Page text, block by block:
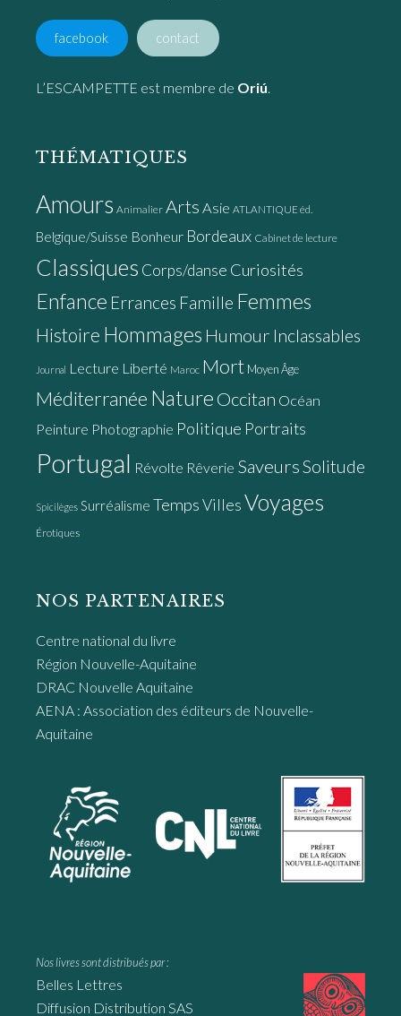
facebook contact
L’ESCAMPETTE est membre de Oriú
THÉMATIQUES
Amours Animalier Arts Asie ATLANTIQUE éd.
Belgique/Suisse Bonheur Bordeaux Cabinet de lecture
Classiques Corps/danse Curiosités
Enfance Errances Famille Femmes
Histoire Hommages Humour Inclassables
Journal Lecture Liberté Maroc Mort Moyen Âge
Méditerranée Nature Occitan Océan
Peinture Photographie Politique Portraits
Portugal Révolte Rêverie SaveursSolitude
Spicilèges Surréalisme TempsVillesVoyages
Érotiques
NOS PARTENAIRES
Centre national du livre
Région Nouvelle-Aquitaine
DRAC Nouvelle Aquitaine
AENA : Association des éditeurs de Nouvelle-
Aquitaine
Nos livres sont distribués par :
Belles Lettres
Diffusion Distribution SAS